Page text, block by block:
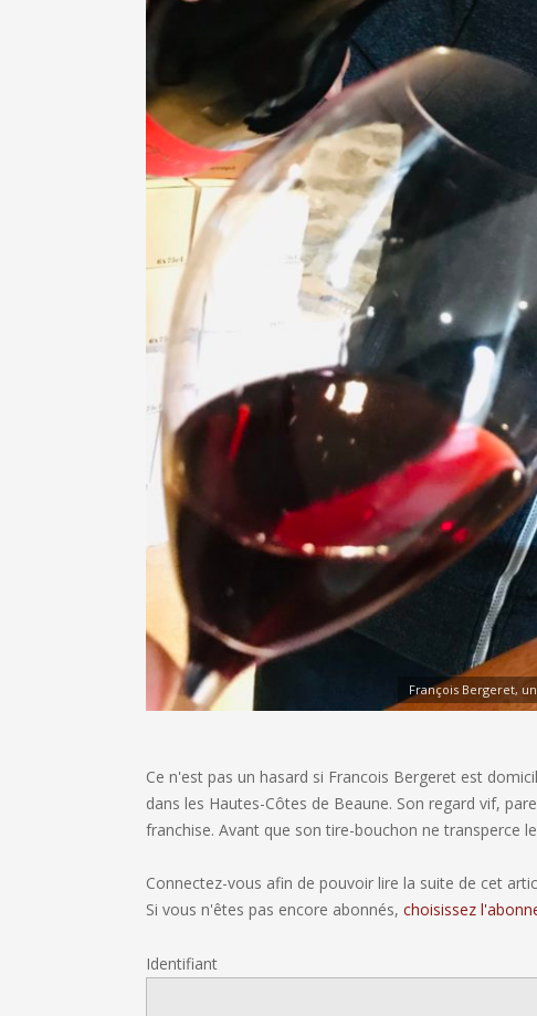
François Bergeret,
Ce n'est pas un hasard si Francois Bergeret est
dans les Hautes-Côtes de Beaune. Son regard vif,
franchise. Avant que son tire-bouchon ne transperce
Connectez-vous afin de pouvoir lire la suite de cet
Si vous n'êtes pas encore abonnés, choisissez
Identifiant